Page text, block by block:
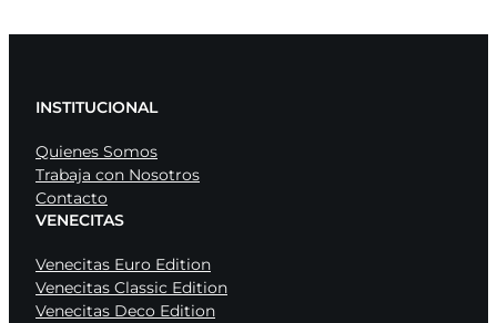
INSTITUCIONAL
Quienes Somos
Trabaja con Nosotros
Contacto
VENECITAS
Venecitas Euro Edition
Venecitas Classic Edition
Venecitas Deco Edition